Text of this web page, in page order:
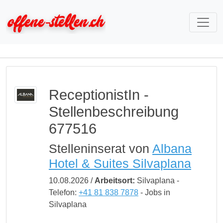
ReceptionistIn -
Stellenbeschreibung
677516
Stelleninserat von Albana
Hotel & Suites Silvaplana
10.08.2026 / Arbeitsort: Silvaplana -
Telefon: +41 81 838 7878- Jobs in
Silvaplana